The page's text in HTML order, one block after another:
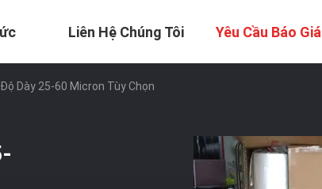
Liên Hệ Chúng Tôi Yêu Cầu Báo Giá
Dày 25-60 Micron Tùy Chọn